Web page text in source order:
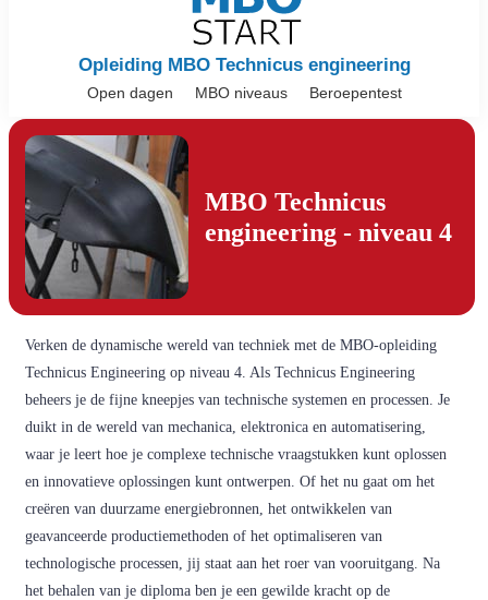
Opleiding MBO Technicus engineering
Open dagen MBO niveaus Beroepentest
MBO Technicus
engineering - niveau 4
Verken de dynamische wereld van techniek met de MBO-opleiding
Technicus Engineering op niveau 4. Als Technicus Engineering
beheers je de fijne kneepjes van technische systemen en processen. Je
duikt in de wereld van mechanica, elektronica en automatisering,
waar je leert hoe je complexe technische vraagstukken kunt oplossen
en innovatieve oplossingen kunt ontwerpen. Of het nu gaat om het
creëren van duurzame energiebronnen, het ontwikkelen van
geavanceerde productiemethoden of het optimaliseren van
technologische processen, jij staat aan het roer van vooruitgang. Na
het behalen van je diploma ben je een gewilde kracht op de